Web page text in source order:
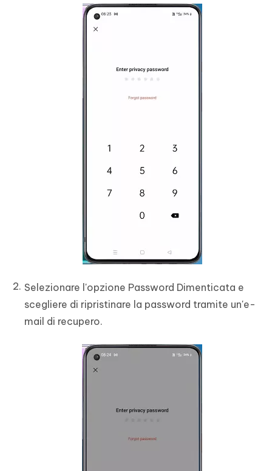
Selezionare l'opzione Password Dimenticata e
scegliere di ripristinare la password tramite un'e-
mail di recupero.